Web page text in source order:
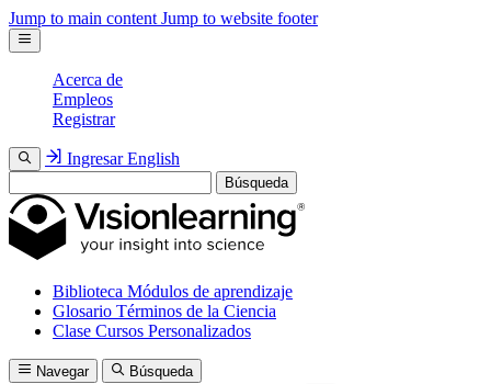
Jump to main content Jump to website footer
Acerca de
Empleos
Registrar
Ingresar English
Búsqueda
Biblioteca Módulos de aprendizaje
Glosario Términos de la Ciencia
Clase Cursos Personalizados
Navegar Búsqueda